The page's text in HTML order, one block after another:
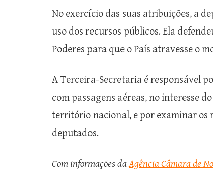
No exercício das suas atribuições, a
uso dos recursos públicos. Ela
Poderes para que o País atravesse o
A Terceira-Secretaria é responsável
com passagens aéreas, no interesse
território nacional, e por examinar os
deputados.​
Com informações daAgência Câmara de